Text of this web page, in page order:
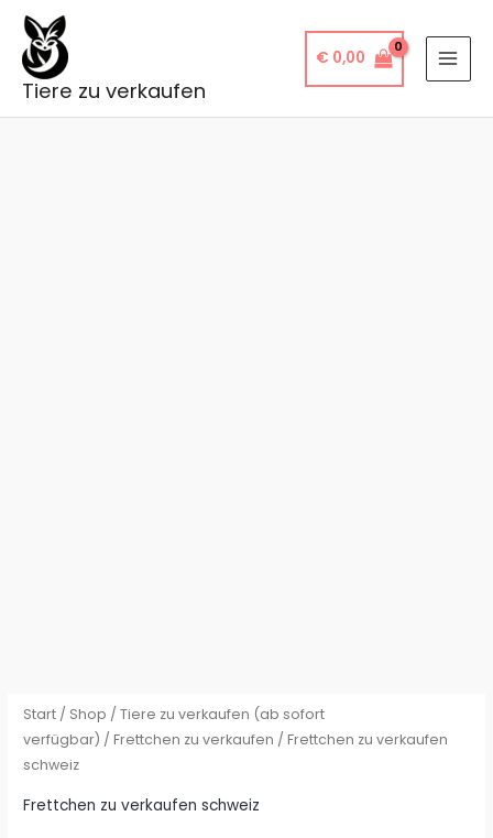
Zum
Inhalt
springen
Tiere zu verkaufen
€ 0,00
Start / Shop /Tiere zu verkaufen (ab sofort
verfügbar) /Frettchen zu verkaufen / Frettchen zu verkaufen
schweiz
Frettchen zu verkaufen schweiz